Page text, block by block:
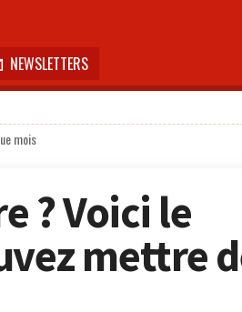
NEWSLETTERS
mois
? Voici le
mettre